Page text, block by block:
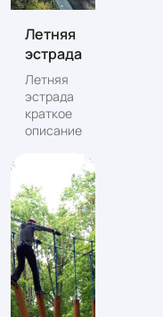
Летняя
эстрада
Летняя
эстрада
краткое
описание